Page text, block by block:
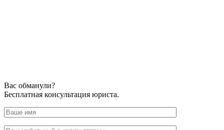
Вас обманули?
Бесплатная консультация юриста.